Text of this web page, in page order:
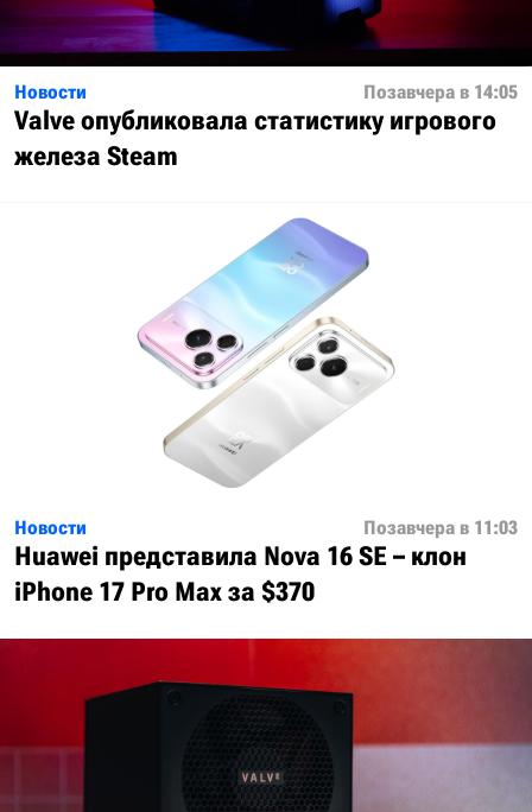
Новости Позавчера в 14:05
Valve опубликовала статистику игрового
железа Steam
Новости Позавчера в 11:03
Huawei представила Nova 16 SE – клон
iPhone 17 Pro Max за $370